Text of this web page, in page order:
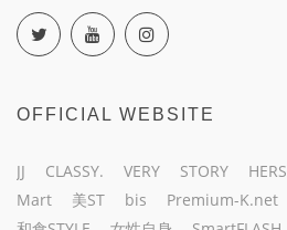
OFFICIAL WEBSITE
JJ CLASSY. VERY STORY
HERS
Mart
美ST bis
Premium-K.net